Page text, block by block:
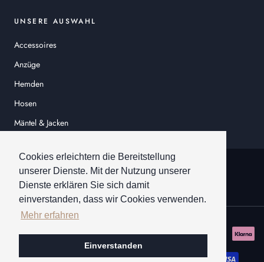
Cookies erleichtern die Bereitstellung
unserer Dienste. Mit der Nutzung unserer
Dienste erklären Sie sich damit
einverstanden, dass wir Cookies verwenden.
Mehr erfahren
Einverstanden
UNSERE AUSWAHL
Accessoires
Anzüge
Hemden
Hosen
Mäntel & Jacken
© HEINER SCHNEIDER